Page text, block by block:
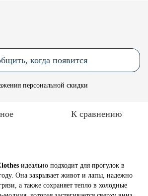
когда появится
персональной скидки
К сравнению
идеально подходит для прогулок в
Она закрывает живот и лапы, надежно
а также сохраняет тепло в холодные